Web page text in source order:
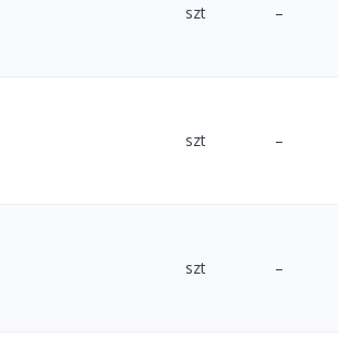
szt –
szt –
szt –